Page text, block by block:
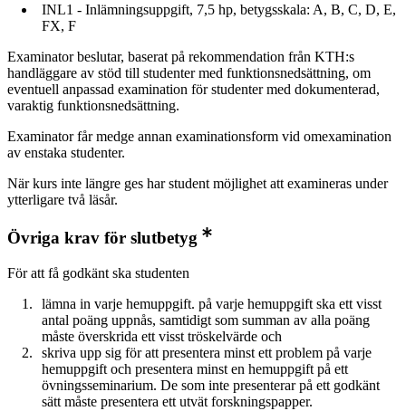
INL1 - Inlämningsuppgift, 7,5 hp, betygsskala: A, B, C, D, E,
FX, F
Examinator beslutar, baserat på rekommendation från KTH:s
handläggare av stöd till studenter med funktionsnedsättning, om
eventuell anpassad examination för studenter med dokumenterad,
varaktig funktionsnedsättning.
Examinator får medge annan examinationsform vid omexamination
av enstaka studenter.
När kurs inte längre ges har student möjlighet att examineras under
ytterligare två läsår.
Övriga krav för slutbetyg
För att få godkänt ska studenten
lämna in varje hemuppgift. på varje hemuppgift ska ett visst
antal poäng uppnås, samtidigt som summan av alla poäng
måste överskrida ett visst tröskelvärde och
skriva upp sig för att presentera minst ett problem på varje
hemuppgift och presentera minst en hemuppgift på ett
övningsseminarium. De som inte presenterar på ett godkänt
sätt måste presentera ett utvät forskningspapper.